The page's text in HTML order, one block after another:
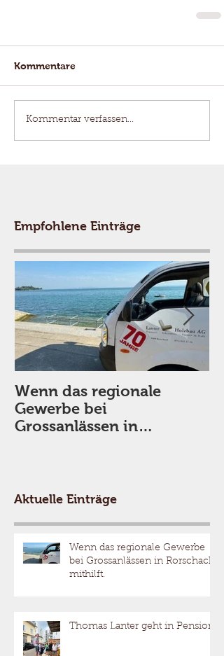
Kommentare
Kommentar verfassen...
Empfohlene Einträge
Wenn das regionale
Gewerbe bei
Grossanlässen in
Aktuelle Einträge
Wenn das regionale Gewerbe
bei Grossanlässen in Rorschach
mithilft.
Thomas Lanter geht in Pension